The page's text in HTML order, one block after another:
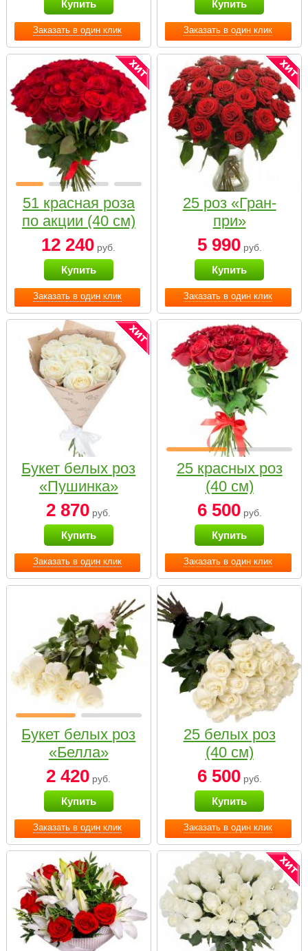
Заказать в один клик
Купить
Заказать в один клик
Купить
Заказать в один клик
51 красная роза
по акции (40 см)
12 240 руб.
Купить
Заказать в один клик
25 роз «Гран-
при»
5 990руб.
Купить
Заказать в один клик
Букет белых роз
«Пушинка»
2 870 руб.
Купить
Заказать в один клик
25 красных роз
(40 см)
6 500руб.
Купить
Заказать в один клик
Букет белых роз
«Белла»
2 420 руб.
Купить
Заказать в один клик
25 белых роз
(40 см)
6 500руб.
Купить